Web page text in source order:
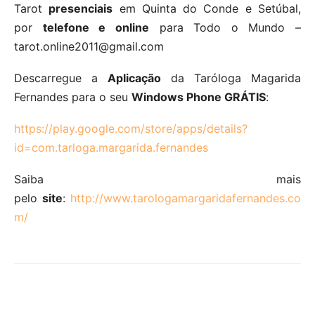
Tarot presenciais em Quinta do Conde e Setúbal,
por telefone e online para Todo o Mundo –
tarot.online2011@gmail.com
Descarregue a Aplicação da Taróloga Magarida
Fernandes para o seu Windows Phone GRÁTIS:
https://play.google.com/store/apps/details?
id=com.tarloga.margarida.fernandes
Saiba mais
pelo site: http://www.tarologamargaridafernandes.co
m/